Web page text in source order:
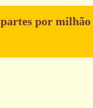
partes por milhão